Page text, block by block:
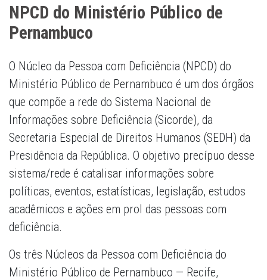
NPCD do Ministério Público de
Pernambuco
O Núcleo da Pessoa com Deficiência (NPCD) do
Ministério Público de Pernambuco é um dos órgãos
que compõe a rede do Sistema Nacional de
Informações sobre Deficiência (Sicorde), da
Secretaria Especial de Direitos Humanos (SEDH) da
Presidência da República. O objetivo precípuo desse
sistema/rede é catalisar informações sobre
políticas, eventos, estatísticas, legislação, estudos
acadêmicos e ações em prol das pessoas com
deficiência.
Os três Núcleos da Pessoa com Deficiência do
Ministério Público de Pernambuco — Recife,